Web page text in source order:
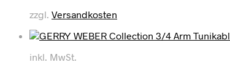
zzgl. Versandkosten
inkl. MwSt.